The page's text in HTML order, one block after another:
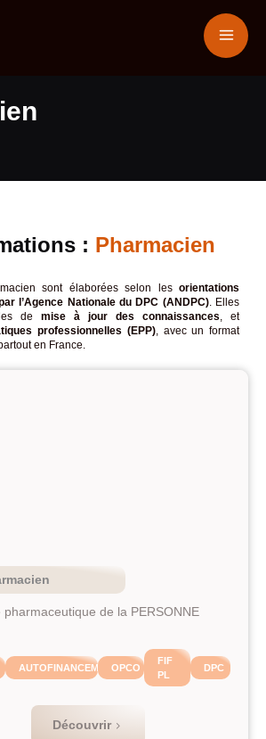
: Pharmacien
sont élaborées selon les orientations
l’Agence Nationale du DPC (ANDPC). Elles
de mise à jour des connaissances, et
professionnelles (EPP), avec un format
en France.
pharmaceutique de la PERSONNE
AUTOFINANCEMENTOPCO
FIF
PL
DPC
Découvrir